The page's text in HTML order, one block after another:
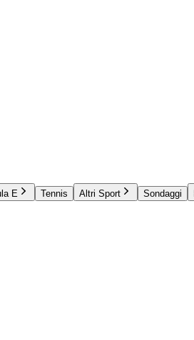
E Tennis Altri Sport Sondaggi